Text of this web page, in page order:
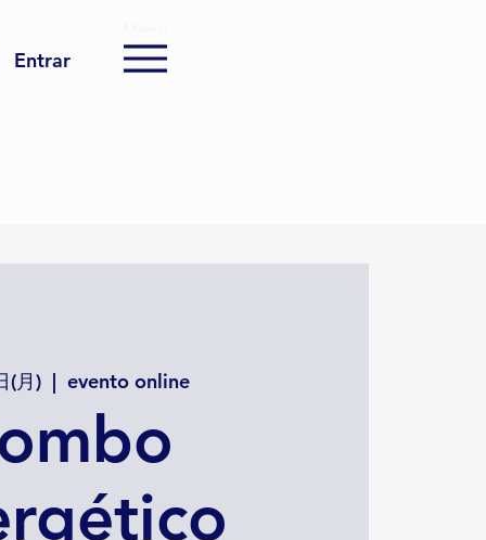
Entrar
(月)
  |
evento online